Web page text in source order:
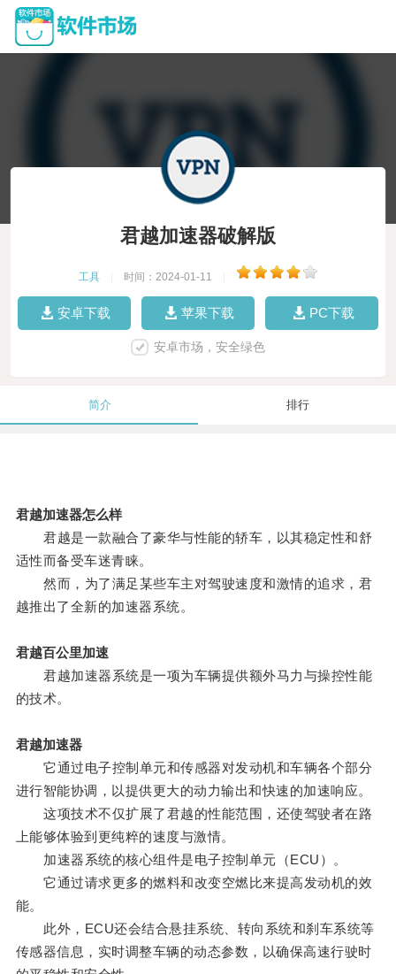
君越加速器破解版
工具 时间：2024-01-11
安卓下载 苹果下载 PC下载
安卓市场，安全绿色
简介 排行
君越加速器怎么样
君越是一款融合了豪华与性能的轿车，以其稳定性和舒
适性而备受车迷青睐。
然而，为了满足某些车主对驾驶速度和激情的追求，君
越推出了全新的加速器系统。
君越百公里加速
君越加速器系统是一项为车辆提供额外马力与操控性能
的技术。
君越加速器
它通过电子控制单元和传感器对发动机和车辆各个部分
进行智能协调，以提供更大的动力输出和快速的加速响应。
这项技术不仅扩展了君越的性能范围，还使驾驶者在路
上能够体验到更纯粹的速度与激情。
加速器系统的核心组件是电子控制单元（ECU）。
它通过请求更多的燃料和改变空燃比来提高发动机的效
能。
此外，ECU还会结合悬挂系统、转向系统和刹车系统等
传感器信息，实时调整车辆的动态参数，以确保高速行驶时